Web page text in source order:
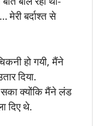
बर्दाश्त से
हो गयी, मैंने
दिया.
सका क्योंकि मैंने लंड
दिए थे.